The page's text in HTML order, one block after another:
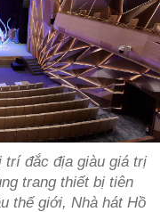
trí đắc địa giàu giá trị
trang thiết bị tiên
thế giới, Nhà hát Hồ